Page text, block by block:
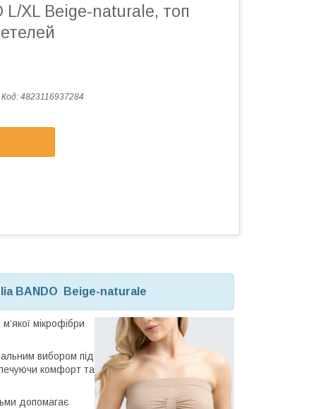
L/XL Beige-naturale, топ
Код: 4823116937284
BANDO Beige-naturale
мікрофібри
вибором під
комфорт та
допомагає